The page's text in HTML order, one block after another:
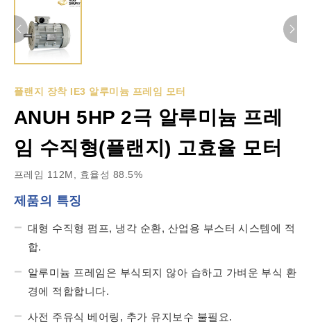
플랜지 장착 IE3 알루미늄 프레임 모터
ANUH 5HP 2극 알루미늄 프레
임 수직형(플랜지) 고효율 모터
프레임 112M, 효율성 88.5%
제품의 특징
대형 수직형 펌프, 냉각 순환, 산업용 부스터 시스템에 적
합.
알루미늄 프레임은 부식되지 않아 습하고 가벼운 부식 환
경에 적합합니다.
사전 주유식 베어링, 추가 유지보수 불필요.